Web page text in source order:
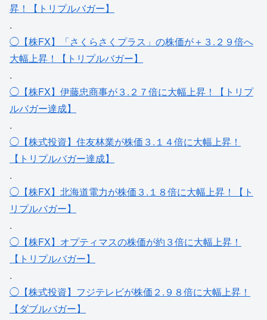
昇！【トリプルバガー】
.
◯【株FX】「さくらさくプラス」の株価が＋３.２９倍へ
大幅上昇！【トリプルバガー】
.
◯【株FX】伊藤忠商事が３.２７倍に大幅上昇！【トリプ
ルバガー達成】
.
◯【株式投資】住友林業が株価３.１４倍に大幅上昇！
【トリプルバガー達成】
.
◯【株FX】北海道電力が株価３.１８倍に大幅上昇！【ト
リプルバガー】
.
◯【株FX】オプティマスの株価が約３倍に大幅上昇！
【トリプルバガー】
.
◯【株式投資】フジテレビが株価２.９８倍に大幅上昇！
【ダブルバガー】